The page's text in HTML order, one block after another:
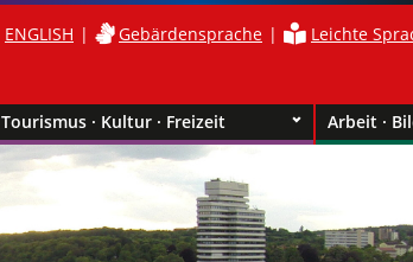
ENGLISH Gebärdensprache Leichte
Tourismus · Kultur · Freizeit Arbeit ·